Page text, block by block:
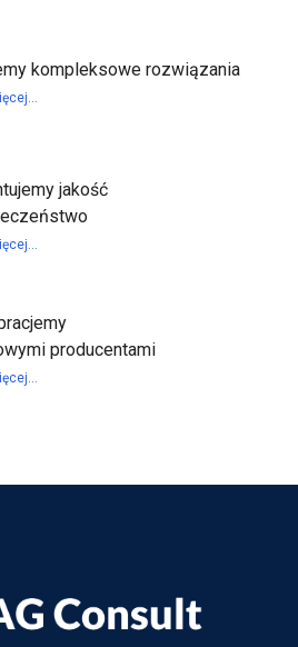
kompleksowe rozwiązania
jakość
producentami